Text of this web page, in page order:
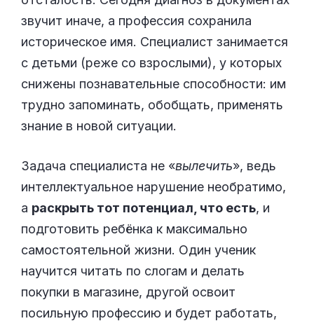
звучит иначе, а профессия сохранила
историческое имя. Специалист занимается
с детьми (реже со взрослыми), у которых
снижены познавательные способности: им
трудно запоминать, обобщать, применять
знание в новой ситуации.
Задача специалиста не «вылечить», ведь
интеллектуальное нарушение необратимо,
а раскрыть тот потенциал, что есть, и
подготовить ребёнка к максимально
самостоятельной жизни. Один ученик
научится читать по слогам и делать
покупки в магазине, другой освоит
посильную профессию и будет работать,